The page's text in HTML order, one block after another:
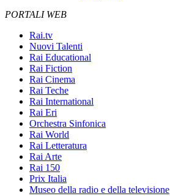
PORTALI WEB
Rai.tv
Nuovi Talenti
Rai Educational
Rai Fiction
Rai Cinema
Rai Teche
Rai International
Rai Eri
Orchestra Sinfonica
Rai World
Rai Letteratura
Rai Arte
Rai 150
Prix Italia
Museo della radio e della televisione